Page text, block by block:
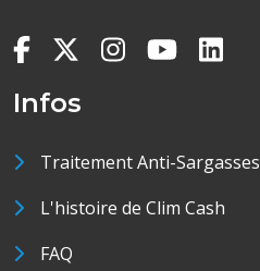
Infos
Traitement Anti-Sargasses
L'histoire de Clim Cash
FAQ